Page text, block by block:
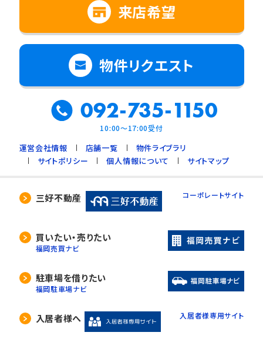
来店希望
物件リクエスト
092-735-1150
10:00～17:00受付
運営会社情報 店舗一覧
物件ライブラリ
サイトポリシー
個人情報について サイトマップ
三好不動産 コーポレートサイト
買いたい・売りたい
福岡売買ナビ
駐車場を借りたい
福岡駐車場ナビ
入居者様へ 入居者様専用サイト